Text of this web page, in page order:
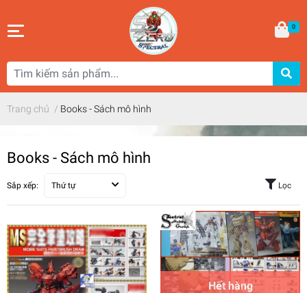
0
Trang chủ / Books - Sách mô hình
Books - Sách mô hình
Sắp xếp: Thứ tự Lọc
Hết hàng